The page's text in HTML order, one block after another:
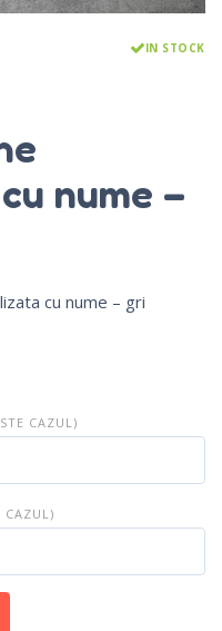
IN STOCK
nume –
cu nume – gri
CAZUL)
CAZUL)